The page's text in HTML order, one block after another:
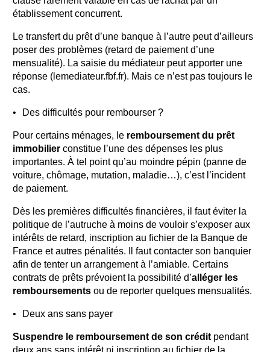
établissement concurrent.
Le transfert du prêt d’une banque à l’autre peut d’ailleurs
poser des problèmes (retard de paiement d’une
mensualité). La saisie du médiateur peut apporter une
réponse (lemediateur.fbf.fr). Mais ce n’est pas toujours le
cas.
Des difficultés pour rembourser ?
Pour certains ménages, le remboursement du prêt
immobilier constitue l’une des dépenses les plus
importantes. À tel point qu’au moindre pépin (panne de
voiture, chômage, mutation, maladie…), c’est l’incident
de paiement.
Dès les premières difficultés financières, il faut éviter la
politique de l’autruche à moins de vouloir s’exposer aux
intérêts de retard, inscription au fichier de la Banque de
France et autres pénalités. Il faut contacter son banquier
afin de tenter un arrangement à l’amiable. Certains
contrats de prêts prévoient la possibilité d’alléger les
remboursements ou de reporter quelques mensualités.
Deux ans sans payer
Suspendre le remboursement de son crédit pendant
deux ans sans intérêt ni inscription au fichier de la